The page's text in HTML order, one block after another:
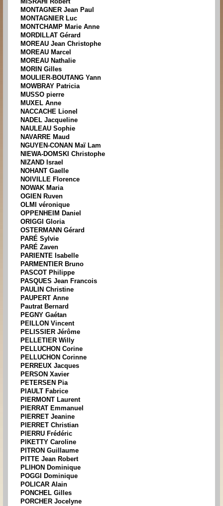
MONTAGNER Jean Paul
MONTAGNIER Luc
MONTCHAMP Marie Anne
MORDILLAT Gérard
MOREAU Jean Christophe
MOREAU Marcel
MOREAU Nathalie
MORIN Gilles
MOULIER-BOUTANG Yann
MOWBRAY Patricia
MUSSO pierre
MUXEL Anne
NACCACHE Lionel
NADEL Jacqueline
NAULEAU Sophie
NAVARRE Maud
NGUYEN-CONAN Maï Lam
NIEWA-DOMSKI Christophe
NIZAND Israel
NOHANT Gaelle
NOIVILLE Florence
NOWAK Maria
OGIEN Ruven
OLMI véronique
OPPENHEIM Daniel
ORIGGI Gloria
OSTERMANN Gérard
PARÉ Sylvie
PARÉ Zaven
PARIENTE Isabelle
PARMENTIER Bruno
PASCOT Philippe
PASQUES Jean Francois
PAULIN Christine
PAUPERT Anne
Pautrat Bernard
PEGNY Gaétan
PEILLON Vincent
PELISSIER Jérôme
PELLETIER Willy
PELLUCHON Corine
PELLUCHON Corinne
PERREUX Jacques
PERSON Xavier
PETERSEN Pia
PIAULT Fabrice
PIERMONT Laurent
PIERRAT Emmanuel
PIERRET Jeanine
PIERRET Christian
PIERRU Frédéric
PIKETTY Caroline
PITRON Guillaume
PITTE Jean Robert
PLIHON Dominique
POGGI Dominique
POLICAR Alain
PONCHEL Gilles
PORCHER Jocelyne